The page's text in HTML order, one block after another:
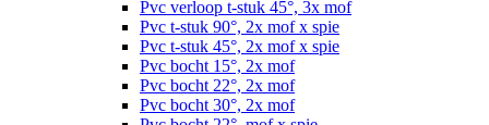
Pvc verloop t-stuk 45°, 3x mof
Pvc t-stuk 90°, 2x mof x spie
Pvc t-stuk 45°, 2x mof x spie
Pvc bocht 15°, 2x mof
Pvc bocht 22°, 2x mof
Pvc bocht 30°, 2x mof